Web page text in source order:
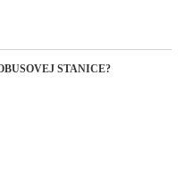
STANICE?